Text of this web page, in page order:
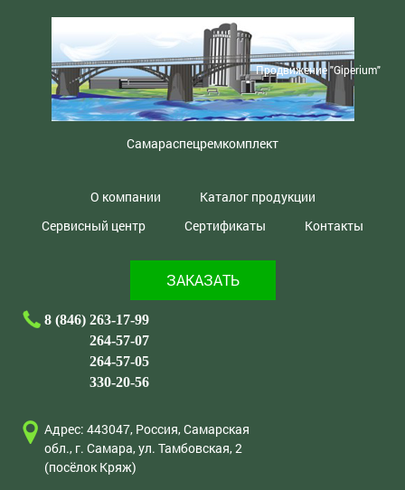
Самараспецремкомплект
О компании
Каталог продукции
Сервисный центр
Сертификаты Контакты
ЗАКАЗАТЬ
Продвижение "Giperium"
8 (846) 263-17-99
264-57-07
264-57-05
330-20-56
Адрес: 443047, Россия, Самарская
обл., г. Самара, ул. Тамбовская, 2
(посёлок Кряж)